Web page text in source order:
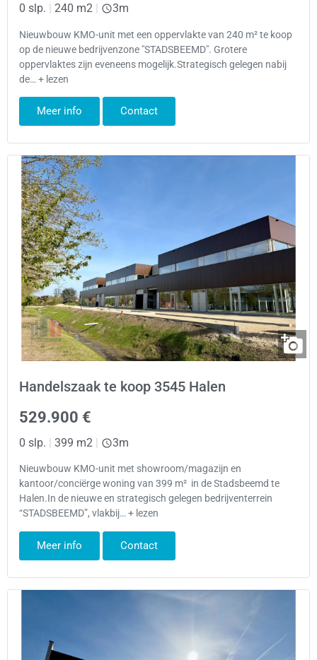
0 slp. 240 m2 3m
Nieuwbouw KMO-unit met een oppervlakte van 240 m² te koop
op de nieuwe bedrijvenzone "STADSBEEMD". Grotere
oppervlaktes zijn eveneens mogelijk.Strategisch gelegen nabij
de… + lezen
Meer info Contact
Handelszaak te koop 3545 Halen
529.900 €
0 slp. | 399 m2 | 3m
Nieuwbouw KMO-unit met showroom/magazijn en
kantoor/conciërge woning van 399 m² in de Stadsbeemd te
Halen.In de nieuwe en strategisch gelegen bedrijventerrein
“STADSBEEMD”, vlakbij… + lezen
Meer info Contact